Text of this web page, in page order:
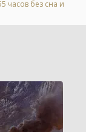
часов без сна и